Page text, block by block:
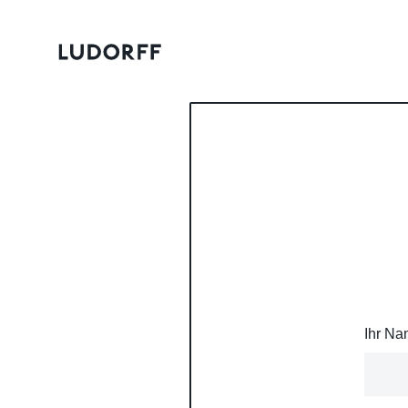
Ihr